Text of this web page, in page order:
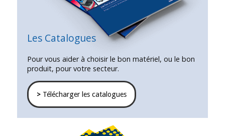
Les Catalogues
Pour vous aider à choisir le bon matériel, ou le bon
produit, pour votre secteur.
>Télécharger les catalogues